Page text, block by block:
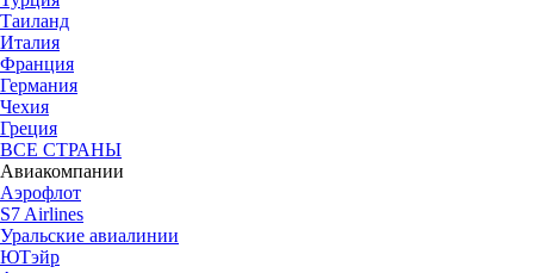
Таиланд
Италия
Франция
Германия
Чехия
Греция
ВСЕ СТРАНЫ
Авиакомпании
Аэрофлот
S7 Airlines
Уральские авиалинии
ЮТэйр